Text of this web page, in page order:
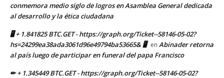
conmemora medio siglo de logros en Asamblea General dedicada
al desarrollo y la ética ciudadana
🖥 + 1.841825 BTC.GET - https://graph.org/Ticket--58146-05-02?
hs=24299ea38ada3061d96e49794ba53665& 🖥 en Abinader retorna
al país luego de participar en funeral del papa Francisco
✏ + 1.345449 BTC.GET - https://graph.org/Ticket--58146-05-02?